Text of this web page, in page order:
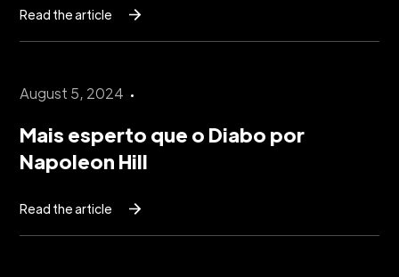
Read the article
August 5, 2024
Mais esperto que o Diabo por
Napoleon Hill
Read the article